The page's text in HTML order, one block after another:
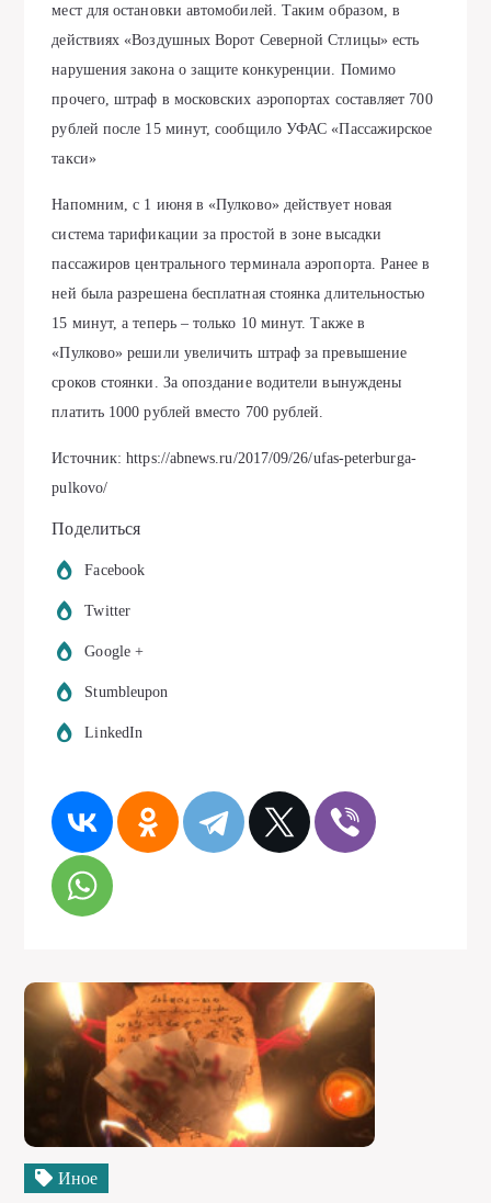
мест для остановки автомобилей. Таким образом, в
действиях «Воздушных Ворот Северной Стлицы» есть
нарушения закона о защите конкуренции. Помимо
прочего, штраф в московских аэропортах составляет 700
рублей после 15 минут, сообщило УФАС «Пассажирское
такси»
Напомним, с 1 июня в «Пулково» действует новая
система тарификации за простой в зоне высадки
пассажиров центрального терминала аэропорта. Ранее в
ней была разрешена бесплатная стоянка длительностью
15 минут, а теперь – только 10 минут. Также в
«Пулково» решили увеличить штраф за превышение
сроков стоянки. За опоздание водители вынуждены
платить 1000 рублей вместо 700 рублей.
Источник: https://abnews.ru/2017/09/26/ufas-peterburga-
pulkovo/
Поделиться
Facebook
Twitter
Google +
Stumbleupon
LinkedIn
Иное